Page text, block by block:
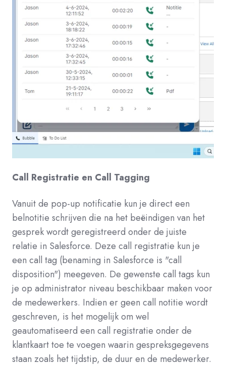
Call Registratie en Call Tagging
Vanuit de pop-up notificatie kun je direct een
belnotitie schrijven die na het beëindigen van het
gesprek wordt geregistreerd onder de juiste
relatie in Salesforce. Deze call registratie kun je
een call tag (benaming in Salesforce is "call
disposition") meegeven. De gewenste call tags kun
je op administrator niveau beschikbaar maken voor
de medewerkers. Indien er geen call notitie wordt
geschreven, is het mogelijk om wel
geautomatiseerd een call registratie onder de
klantkaart toe te voegen waarin gespreksgegevens
staan zoals het tijdstip, de duur en de medewerker.